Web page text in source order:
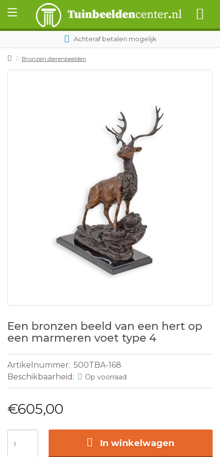
Achteraf betalen mogelijk
Bronzen dierenbeelden
Een bronzen beeld van een hert op
een marmeren voet type 4
Artikelnummer: 500TBA-168
Beschikbaarheid:
Op voorraad
€605,00
In winkelwagen